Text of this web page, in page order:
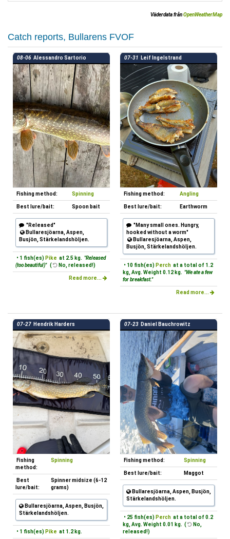
Väderdata frånOpenWeatherMap
Catch reports, Bullarens FVOF
08-06 Alessandro Sartorio
Fishing method: Spinning
Best lure/bait: Spoon bait
"Released"
Bullaresjöarna, Aspen,
Busjön, Stärkelandshöljen.
• 1 fish(es) Pike at 2.5 kg. "Released
(too beautiful)" ( No, released!)
Read more...
07-31 Leif Ingelstrand
Fishing method: Angling
Best lure/bait: Earthworm
"Many small ones. Hungry,
hooked without a worm"
Bullaresjöarna, Aspen,
Busjön, Stärkelandshöljen.
• 10 fish(es) Perch at a total of 1.2
kg, Avg. Weight 0.12 kg. "We ate a few
for breakfast."
Read more...
07-27 Hendrik Harders
Fishing
method:
Spinning
Best
lure/bait:
Spinner midsize (6-12
grams)
Bullaresjöarna, Aspen, Busjön,
Stärkelandshöljen.
• 1 fish(es) Pike at 1.2 kg.
07-23 Daniel Bauchrowitz
Fishing method: Spinning
Best lure/bait: Maggot
Bullaresjöarna, Aspen, Busjön,
Stärkelandshöljen.
• 25 fish(es) Perch at a total of 0.2
kg, Avg. Weight 0.01 kg. (
No,
released!)